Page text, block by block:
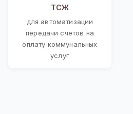
ТСЖ
для автоматизации
передачи счетов на
оплату коммунальных
услуг